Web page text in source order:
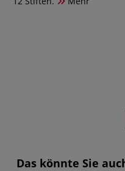
Das könnte Sie